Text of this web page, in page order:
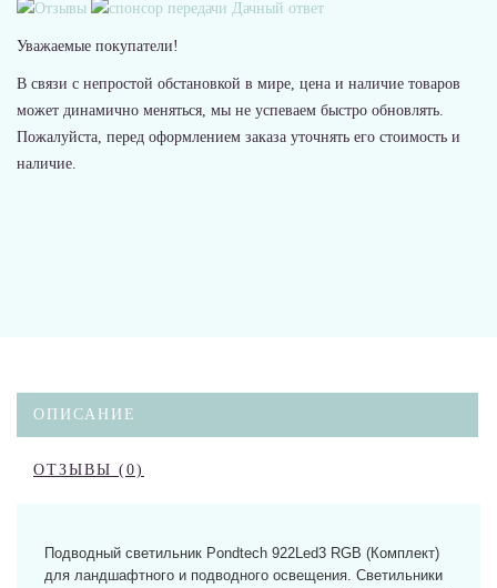
Уважаемые покупатели!
В связи с непростой обстановкой в мире, цена и наличие товаров
может динамично меняться, мы не успеваем быстро обновлять.
Пожалуйста, перед оформлением заказа уточнять его стоимость и
наличие.
ОПИСАНИЕ
ОТЗЫВЫ (0)
Подводный светильник Pondtech 922Led3 RGB (Комплект)
для ландшафтного и подводного освещения. Светильники